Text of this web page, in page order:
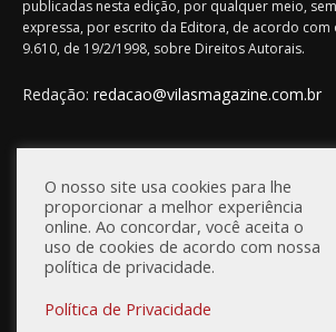
publicadas nesta edição, por qualquer meio,
expressa, por escrito da Editora, de acordo com
9.610, de 19/2/1998, sobre Direitos Autorais.
Redação: redacao@vilasmagazine.com.br
FIQUE CONECTADO
O nosso site usa cookies para lhe
proporcionar a melhor experiência
online. Ao concordar, você aceita o
uso de cookies de acordo com nossa
política de privacidade.
Política de Privacidade